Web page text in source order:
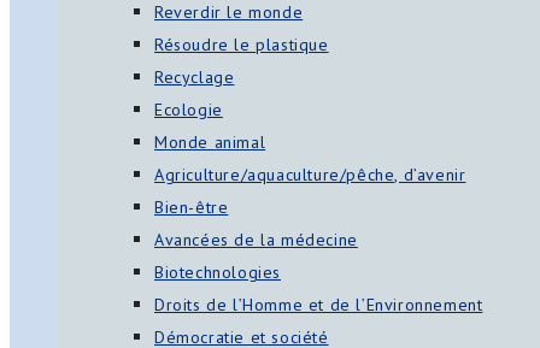
Reverdir le monde
Résoudre le plastique
Recyclage
Ecologie
Monde animal
Agriculture/aquaculture/pêche, d’avenir
Bien-être
Avancées de la médecine
Biotechnologies
Droits de l’Homme et de l’Environnement
Démocratie et société